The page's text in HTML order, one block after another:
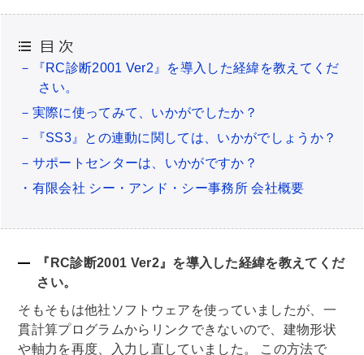
－『RC診断2001 Ver2』を導入した経緯を教えてくだ
さい。
－実際に使ってみて、いかがでしたか？
－『SS3』との連動に関しては、いかがでしょうか？
－サポートセンターは、いかがですか？
・有限会社 シー・アンド・シー事務所 会社概要
『RC診断2001 Ver2』を導入した経緯を教えてくだ
さい。
そもそもは他社ソフトウェアを使っていましたが、一
貫計算プログラムからリンクできないので、建物形状
や軸力を再度、入力し直していました。 この方法で